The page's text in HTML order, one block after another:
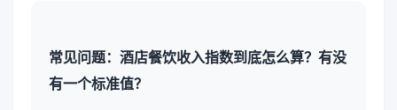
常见问题：酒店餐饮收入指数到底怎么算？有没
有一个标准值？